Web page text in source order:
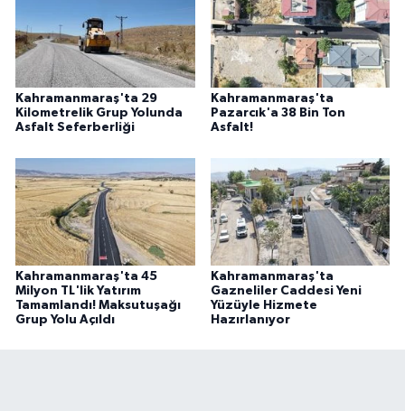
Kahramanmaraş'ta 29
Kilometrelik Grup Yolunda
Asfalt Seferberliği
Kahramanmaraş'ta
Pazarcık'a 38 Bin Ton
Asfalt!
Kahramanmaraş'ta 45
Milyon TL'lik Yatırım
Tamamlandı! Maksutuşağı
Grup Yolu Açıldı
Kahramanmaraş'ta
Gazneliler Caddesi Yeni
Yüzüyle Hizmete
Hazırlanıyor